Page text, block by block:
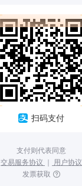
扫码支付
支付则代表同意
交易服务协议 ｜ 用户协议
发票获取